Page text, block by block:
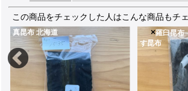
この商品をチェックした人はこんな商品もチ
真昆布 北海道 ×羅臼昆
す昆布